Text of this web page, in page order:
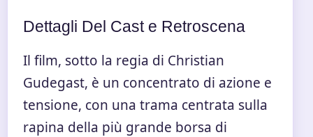
Dettagli Del Cast e Retroscena
Il film, sotto la regia di Christian
Gudegast, è un concentrato di azione e
tensione, con una trama centrata sulla
rapina della più grande borsa di